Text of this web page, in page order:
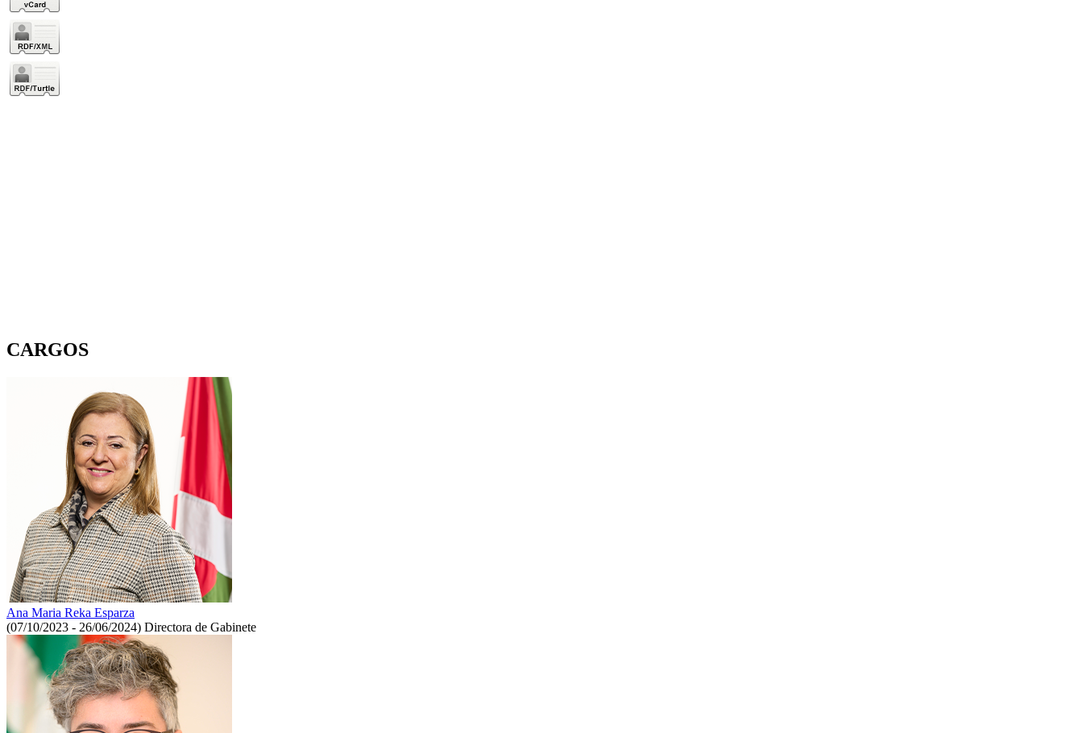
CARGOS
Ana Maria Reka Esparza
(07/10/2023 - 26/06/2024) Directora de Gabinete